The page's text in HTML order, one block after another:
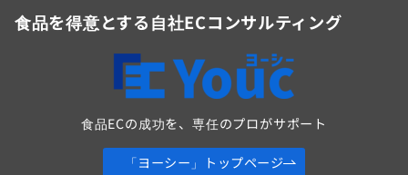
食品を得意とする自社ECコンサルティング
食品ECの成功を、専任のプロがサポート
「ヨーシー」トップページ